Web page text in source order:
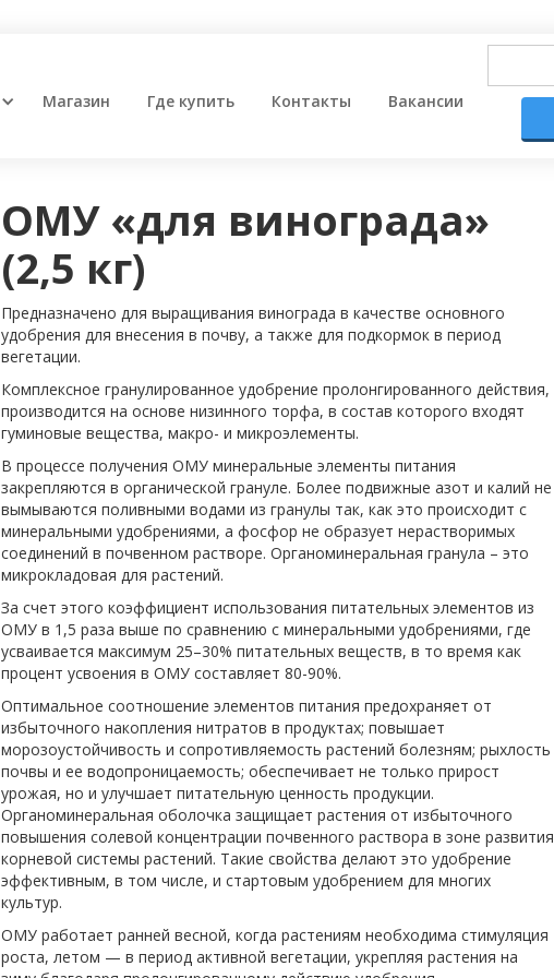
Магазин Где купить Контакты Вакансии
ОМУ «для винограда»
(2,5 кг)
Предназначено для выращивания винограда в качестве основного
удобрения для внесения в почву, а также для подкормок в период
вегетации.
Комплексное гранулированное удобрение пролонгированного действия,
производится на основе низинного торфа, в состав которого входят
гуминовые вещества, макро- и микроэлементы.
В процессе получения ОМУ минеральные элементы питания
закрепляются в органической грануле. Более подвижные азот и калий не
вымываются поливными водами из гранулы так, как это происходит с
минеральными удобрениями, а фосфор не образует нерастворимых
соединений в почвенном растворе. Органоминеральная гранула – это
микрокладовая для растений.
За счет этого коэффициент использования питательных элементов из
ОМУ в 1,5 раза выше по сравнению с минеральными удобрениями, где
усваивается максимум 25–30% питательных веществ, в то время как
процент усвоения в ОМУ составляет 80-90%.
Оптимальное соотношение элементов питания предохраняет от
избыточного накопления нитратов в продуктах; повышает
морозоустойчивость и сопротивляемость растений болезням; рыхлость
почвы и ее водопроницаемость; обеспечивает не только прирост
урожая, но и улучшает питательную ценность продукции.
Органоминеральная оболочка защищает растения от избыточного
повышения солевой концентрации почвенного раствора в зоне развития
корневой системы растений. Такие свойства делают это удобрение
эффективным, в том числе, и стартовым удобрением для многих
культур.
ОМУ работает ранней весной, когда растениям необходима стимуляция
роста, летом — в период активной вегетации, укрепляя растения на